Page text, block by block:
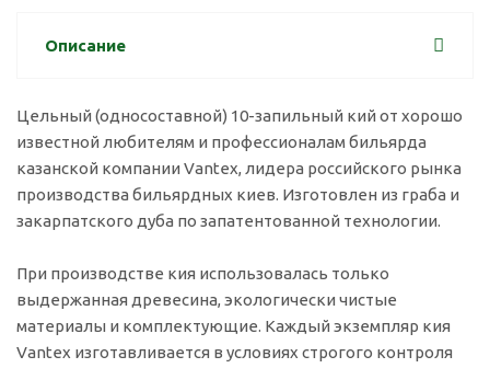
Описание
Цельный (односоставной) 10-запильный кий от хорошо
известной любителям и профессионалам бильярда
казанской компании Vantex, лидера российского рынка
производства бильярдных киев. Изготовлен из граба и
закарпатского дуба по запатентованной технологии.
При производстве кия использовалась только
выдержанная древесина, экологически чистые
материалы и комплектующие. Каждый экземпляр кия
Vantex изготавливается в условиях строгого контроля